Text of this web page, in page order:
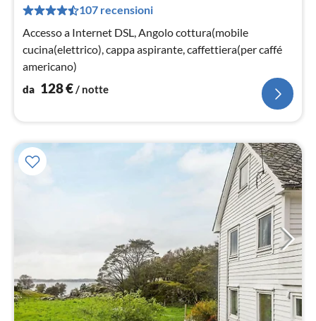
107 recensioni
Accesso a Internet DSL, Angolo cottura(mobile
cucina(elettrico), cappa aspirante, caffettiera(per caffé
americano)
da 128€/ notte